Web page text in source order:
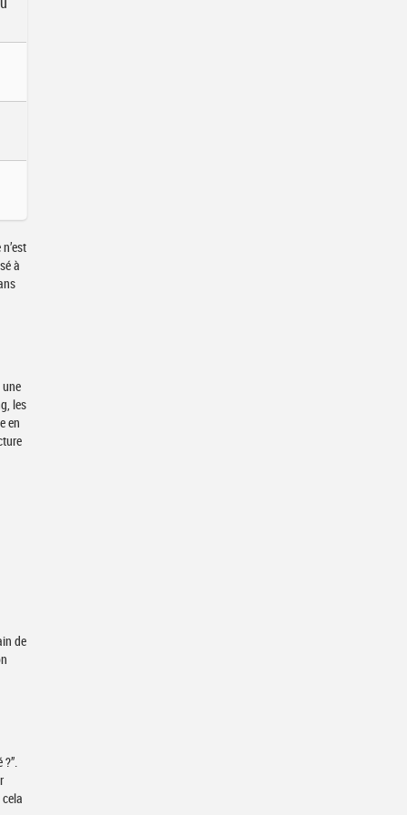
à
les
en
de